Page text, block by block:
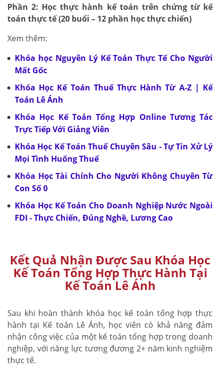
Phần 2: Học thực hành kế toán trên chứng từ kế
toán thực tế (20 buổi – 12 phần học thực chiến)
Xem thêm:
Khóa học Nguyên Lý Kế Toán Thực Tế Cho Người
Mất Gốc
Khóa Học Kế Toán Thuế Thực Hành Từ A-Z | Kế
Toán Lê Ánh
Khóa Học Kế Toán Tổng Hợp Online Tương Tác
Trực Tiếp Với Giảng Viên
Khóa Học Kế Toán Thuế Chuyên Sâu - Tự Tin Xử Lý
Mọi Tình Huống Thuế
Khóa Học Tài Chính Cho Người Không Chuyên Từ
Con Số 0
Khóa Học Kế Toán Cho Doanh Nghiệp Nước Ngoài
FDI - Thực Chiến, Đúng Nghề, Lương Cao
Kết Quả Nhận Được Sau Khóa Học
Kế Toán Tổng Hợp Thực Hành Tại
Kế Toán Lê Ánh
Sau khi hoàn thành khóa học kế toán tổng hợp thực
hành tại Kế toán Lê Ánh, học viên có khả năng đảm
nhận công việc của một kế toán tổng hợp trong doanh
nghiệp, với năng lực tương đương 2+ năm kinh nghiệm
thực tế.